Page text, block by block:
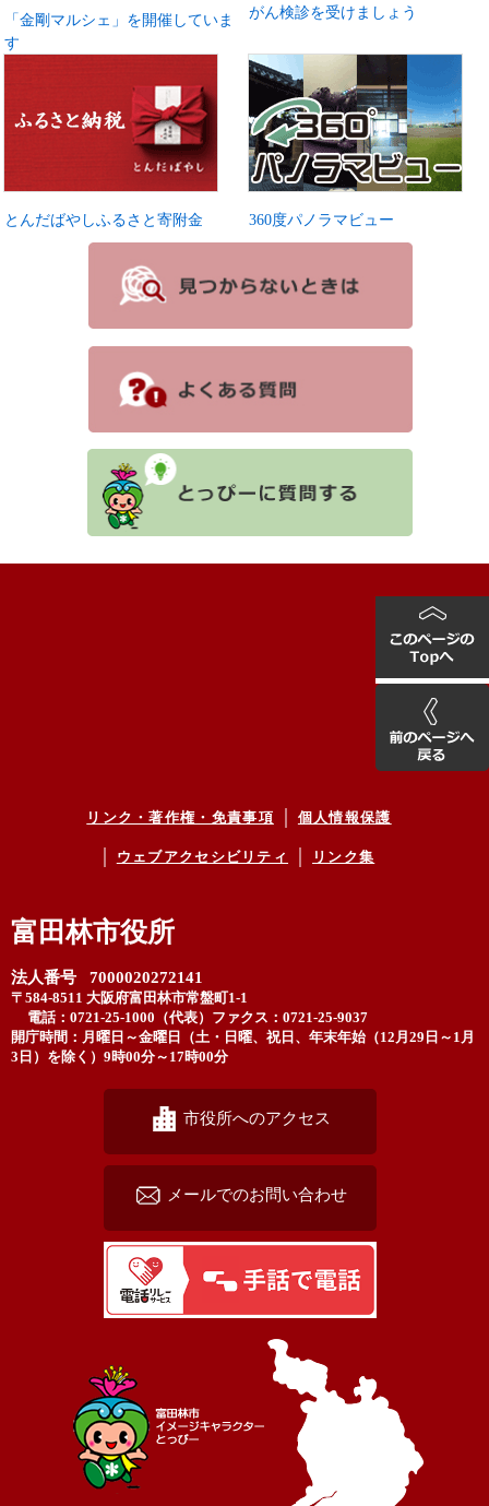
「金剛マルシェ」を開催していま
す
がん検診を受けましょう
とんだばやしふるさと寄附金 360度パノラマビュー
リンク・著作権・免責事項 個人情報保護
ウェブアクセシビリティ リンク集
富田林市役所
法人番号 7000020272141
〒584-8511 大阪府富田林市常盤町1-1
電話：0721-25-1000（代表） ファクス：0721-25-9037
開庁時間：月曜日～金曜日（土・日曜、祝日、年末年始（12月29日～1月
3日）を除く）9時00分～17時00分
市役所へのアクセス
メールでのお問い合わせ